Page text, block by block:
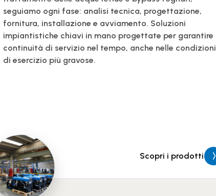
seguiamo ogni fase: analisi tecnica, progettazione,
fornitura, installazione e avviamento. Soluzioni
impiantistiche chiavi in mano progettate per garantire
continuità di servizio nel tempo, anche nelle condizioni
di esercizio più gravose.
Scopri i prodotti